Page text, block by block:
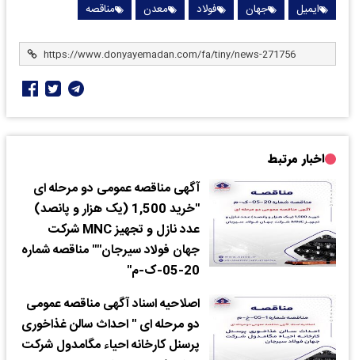
ایمیل جهان فولاد معدن مناقصه
اخبار مرتبط
آگهی مناقصه عمومی دو مرحله ای
"خرید 1,500 (یک هزار و پانصد)
عدد نازل و تجهیز MNC شرکت
جهان فولاد سیرجان"" مناقصه شماره
20-05-ک-م"
اصلاحیه اسناد آگهی مناقصه عمومی
دو مرحله ای " احداث سالن غذاخوری
پرسنل کارخانه احیاء مگامدول شرکت